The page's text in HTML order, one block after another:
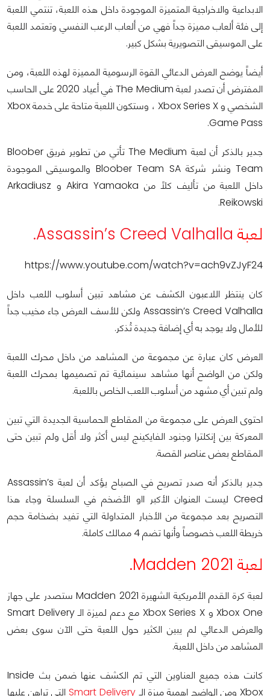
الابداعية والاخراجية المتميزة الموجودة داخل هذه اللعبة، تنتمي اللعبة
إلى فئة ألعاب مميزة جداً فهي من ألعاب الرعب النفسي وتعتمد اللعبة
على الموسيقى التصويرية بشكل كبير.
أيضاً يوضح العرض الدعائي القوة الرسومية المميزة لهذه اللعبة، ومن
المفترض أن تصدر لعبة The Medium في أعياد 2020 على الحاسب
الشخصي و Xbox Series X ، وستكون اللعبة متاحة على خدمة Xbox
Game Pass.
جدير بالذكر أن لعبة The Medium تأتي من تطوير فريق Bloober
Team ونشر شركة Bloober Team SA والموسيقى الموجودة
داخل اللعبة من تأليف كلاً من Akira Yamaoka و Arkadiusz
Reikowski.
لعبة Assassin’s Creed Valhalla.
https://www.youtube.com/watch?v=ach9vZJyF24
كان ينتظر اللاعبون الكشف عن مشاهد تبين أسلوب اللعب داخل
Assassin’s Creed Valhalla ولكن للأسف العرض جاء مخيب جداً
للأمال ولا يوجد به أي إضافة جديدة تُذكر.
العرض كان عبارة عن مجموعة من المشاهد من داخل محرك اللعبة
ولكن من الواضح أنها مشاهد سينمائية تم تصميمها بمحرك اللعبة
ولم تبين أي مشهد من أسلوب اللعب الخاص باللعبة.
احتوى العرض على مجموعة من المقاطع الحماسية الجديدة التي تبين
المعركة بين إنكلترا وجنود الفايكينج ليس أكثر ولا أقل ولم تبين حتى
المقاطع بعض عناصر القصة.
جدير بالذكر أنه صدر تصريح في الصباح يؤكد أن لعبة Assassin’s
Creed ليست العنوان الأكبر ااو الأضخم في السلسلة وجاء هذا
التصريح بعد مجموعة من الأخبار المتداولة التي تفيد بضخامة حجم
خريطة اللعب خصوصاً وأنها تضم 4 ممالك كاملة.
لعبة Madden 2021.
لعبة كرة القدم الأمريكية الشهيرة Madden 2021 ستصدر على جهاز
Xbox One و Xbox Series X مع دعم لميزة الـ Smart Delivery
والعرض الدعائي لم يبين الكثير حول اللعبة حتى الآن سوى بعض
المشاهد من داخل اللعبة.
كانت هذه جميع العناوين التي تم الكشف عنها ضمن بث Inside
Xbox ومن الواضح اهمية ميزة الـ
Smart Deliveryالتي تراهن عليها